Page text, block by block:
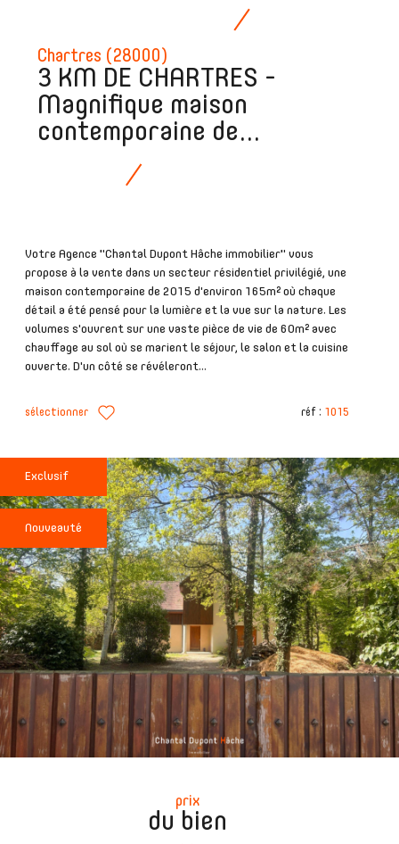
Chartres (28000)
3 KM DE CHARTRES -
Magnifique maison
contemporaine de...
Votre Agence "Chantal Dupont Hâche immobilier" vous
propose à la vente dans un secteur résidentiel privilégié, une
maison contemporaine de 2015 d'environ 165m² où chaque
détail a été pensé pour la lumière et la vue sur la nature. Les
volumes s'ouvrent sur une vaste pièce de vie de 60m² avec
chauffage au sol où se marient le séjour, le salon et la cuisine
ouverte. D'un côté se révéleront...
sélectionner réf : 1015
Exclusif
Nouveauté
prix
du bien